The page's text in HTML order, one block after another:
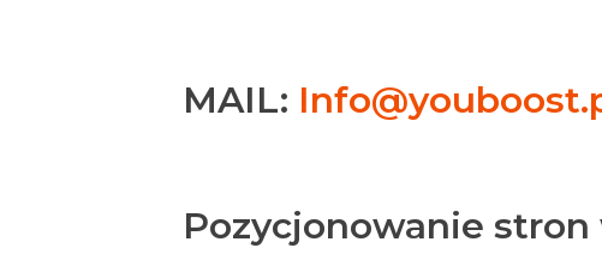
MAIL:
Pozycjonowanie